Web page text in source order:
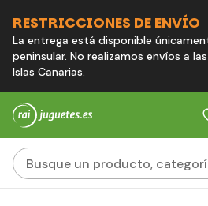
RESTRICCIONES DE ENVÍO
La entrega está disponible
peninsular. No realizamos envíos a
Islas Canarias.